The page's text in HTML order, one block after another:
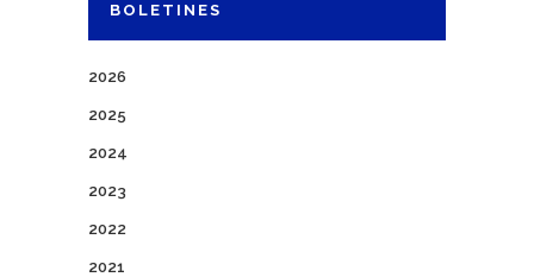
BOLETINES
2026
2025
2024
2023
2022
2021